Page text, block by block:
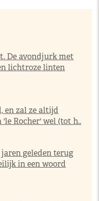
De avondjurk met
lichtroze linten
en zal ze altijd
Rocher' wel (tot h..
geleden terug
in een woord